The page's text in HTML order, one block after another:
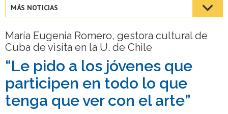
Estudiantes
Académicas/os
Funcionarias/os
Egresadas/os
MÁS NOTICIAS
María Eugenia Romero, gestora cultural de
Cuba de visita en la U. de Chile
“Le pido a los jóvenes que
participen en todo lo que
tenga que ver con el arte”